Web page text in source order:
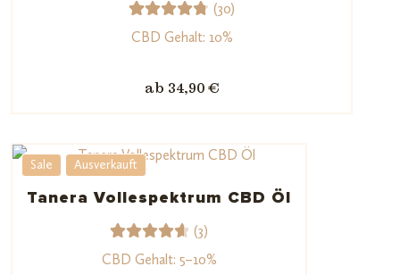
Bewerte
5,
30
Kundenb
gen
(30)
CBD Gehalt: 10%
ab 34,90 €
Sale Ausverkauft
Tanera Vollespektrum CBD Öl
Bewerte
3
(3)
CBD Gehalt: 5–10%